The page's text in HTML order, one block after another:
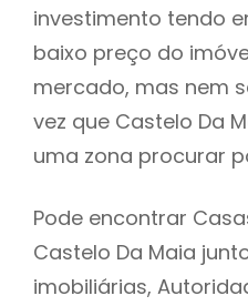
investimento tendo
baixo preço do
mercado, mas nem
vez que Castelo Da
uma zona procurar
Pode encontrar
Castelo Da Maia
imobiliárias,